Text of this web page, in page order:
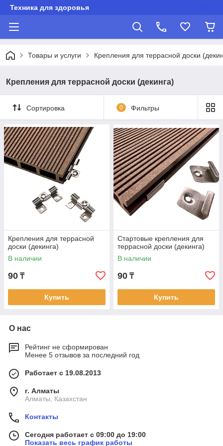
Техника для здоровья
Товары и услуги Крепления для террасной доски
Крепления для террасной доски (декинга)
Сортировка 0 Фильтры
Крепления для террасной
доски (декинга)
В наличии
90 ₸
Купить
Стартовые крепления для
террасной доски (декинга)
В наличии
90 ₸
Купить
О нас
Рейтинг не сформирован
Менее 5 отзывов за последний год
Работает с 19.08.2013
г. Алматы
Алматы, Казахстан
Контакты
Сегодня работает с 09:00 до 19:00
Показать весь график работы